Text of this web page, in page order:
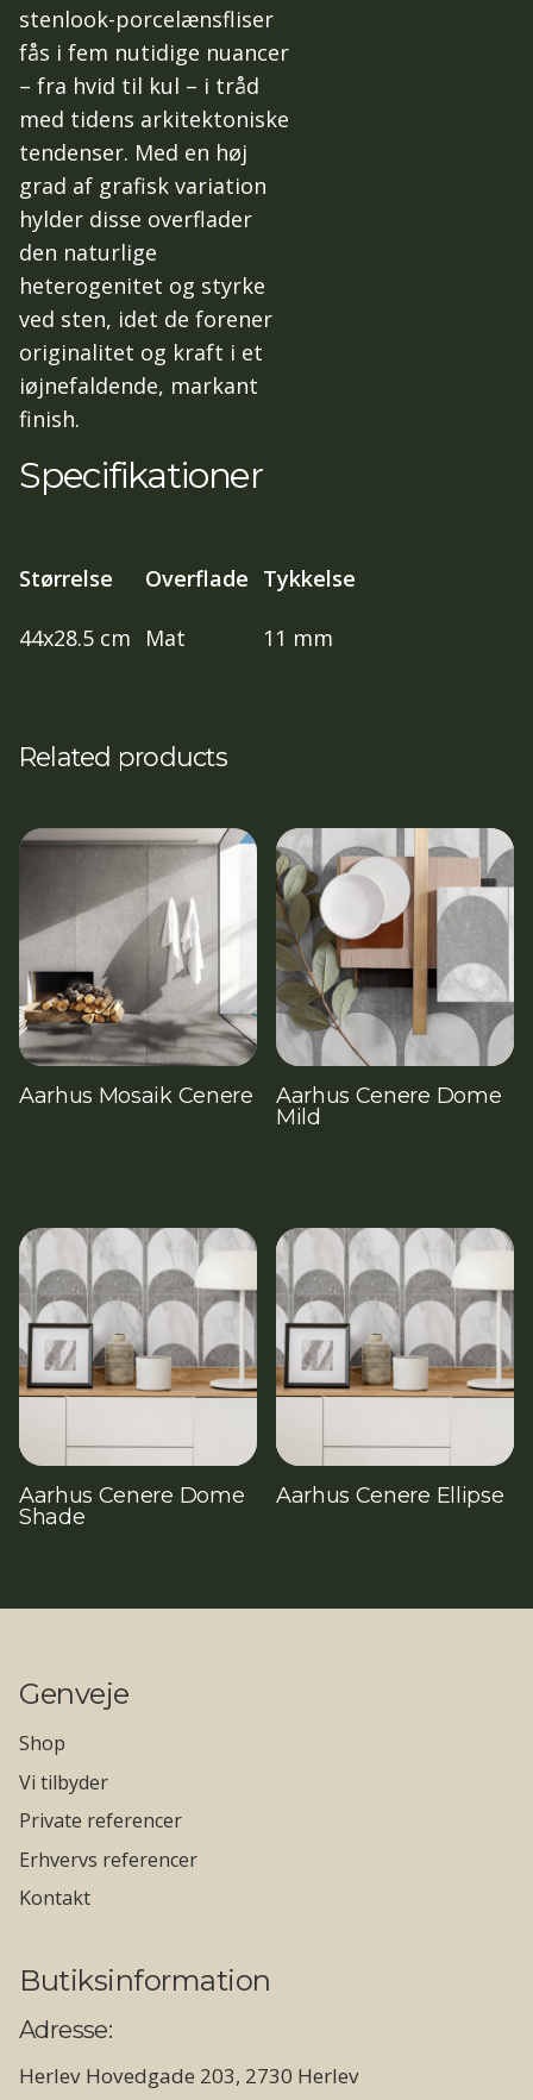
stenlook-porcelænsfliser
fås i fem nutidige nuancer
– fra hvid til kul – i tråd
med tidens arkitektoniske
tendenser. Med en høj
grad af grafisk variation
hylder disse overflader
den naturlige
heterogenitet og styrke
ved sten, idet de forener
originalitet og kraft i et
iøjnefaldende, markant
finish.
Specifikationer
Størrelse Overflade Tykkelse
44x28.5 cm Mat 11 mm
Related products
Aarhus Mosaik Cenere
Aarhus Cenere Dome
Mild
Aarhus Cenere Dome
Shade
Aarhus Cenere Ellipse
Genveje
Shop
Vi tilbyder
Private referencer
Erhvervs referencer
Kontakt
Butiksinformation
Adresse:
Herlev Hovedgade 203, 2730 Herlev